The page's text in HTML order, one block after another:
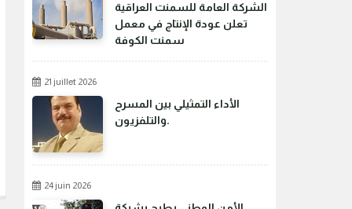
الشركة العامة للسمنت العراقية
تعلن عودة الإنتاج في معمل
سمنت الكوفة
21 juillet 2026
الأداء التمثيلي بين المسرح
والتلفزيون.
24 juin 2026